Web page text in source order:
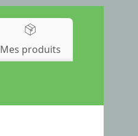
Mes produits